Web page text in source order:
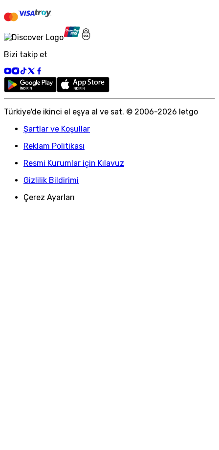
Bizi takip et
Türkiye'de ikinci el eşya al ve sat. © 2006-2026 letgo
Şartlar ve Koşullar
Reklam Politikası
Resmi Kurumlar için Kılavuz
Gizlilik Bildirimi
Çerez Ayarları